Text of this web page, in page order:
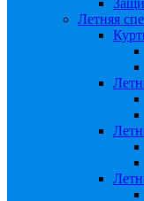
Летняя